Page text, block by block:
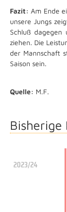
Fazit:Am Ende
unsere Jungs
Schluß dagegen
ziehen. Die
der Mannschaft
Saison sein.
Quelle: M.F.
Bisherige
2023/24